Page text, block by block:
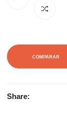
18,80€.
COMPARAR
Share: